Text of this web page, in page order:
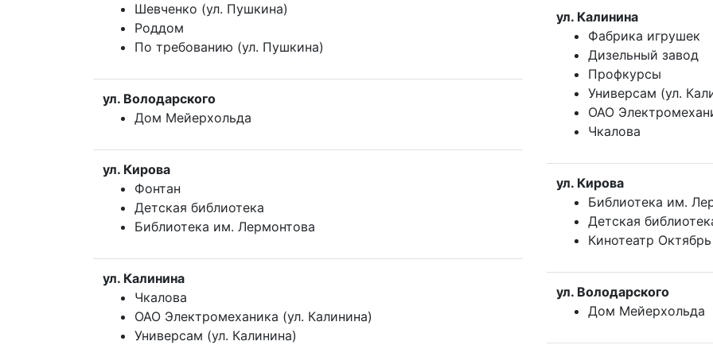
Шевченко (ул. Пушкина)
Роддом
По требованию (ул. Пушкина)
ул. Володарского
Дом Мейерхольда
ул. Кирова
Фонтан
Детская библиотека
Библиотека им. Лермонтова
ул. Калинина
Чкалова
ОАО Электромеханика (ул. Калинина)
Универсам (ул. Калинина)
ул. Калинина
Фабрика игрушек
Дизельный завод
Профкурсы
Универсам (ул.
ОАО
Чкалова
ул. Кирова
Библиотека им.
Детская
Кинотеатр Октябрь
ул. Володарского
Дом Мейерхольда